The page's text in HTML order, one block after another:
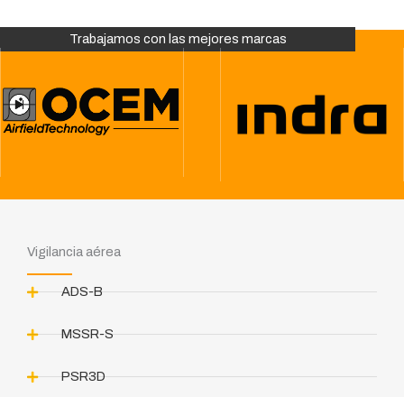
Trabajamos con las mejores marcas
Vigilancia aérea
ADS-B
MSSR-S
PSR3D